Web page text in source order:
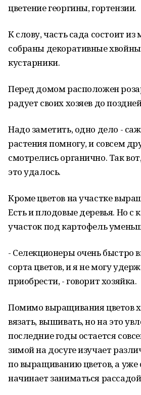
цветение георгины, гортензии.
К слову, часть сада состоит из
собраны декоративные
кустарники.
Перед домом расположен
радует своих хозяев до
Надо заметить, одно дело -
растения помногу, и совсем
смотрелись органично. Так
это удалось.
Кроме цветов на участке
Есть и плодовые деревья. Но
участок под картофель
- Селекционеры очень быстро
сорта цветов, и я не могу
приобрести, - говорит хозяйка.
Помимо выращивания цветов
вязать, вышивать, но на это
последние годы остается
зимой на досуге изучает
по выращиванию цветов, а уже
начинает заниматься